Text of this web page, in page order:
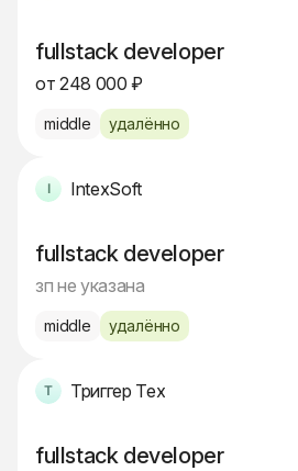
fullstack developer
от 248 000 ₽
middle удалённо
IntexSoft
fullstack developer
зп не указана
middle удалённо
Триггер Тех
fullstack developer